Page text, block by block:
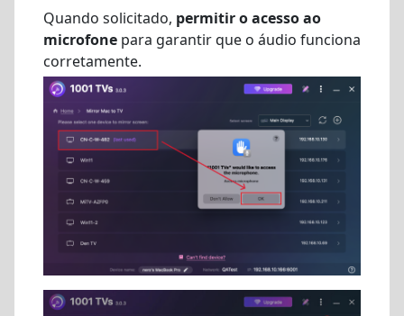
Quando solicitado, permitir o acesso ao
microfone para garantir que o áudio funciona
corretamente.